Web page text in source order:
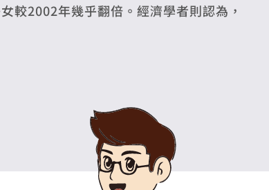
較2002年幾乎翻倍。經濟學者則認為，